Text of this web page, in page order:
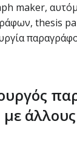
maker,
thesis